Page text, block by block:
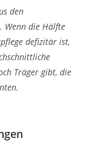
den
Wenn die Hälfte
defizitär ist,
Träger gibt, die